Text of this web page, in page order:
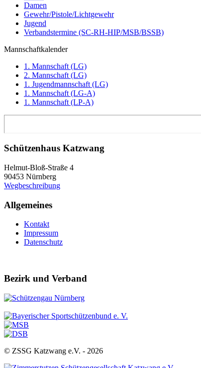
Damen
Gewehr/Pistole/Lichtgewehr
Jugend
Verbandstermine (SC-RH-HIP/MSB/BSSB)
Mannschaftkalender
1. Mannschaft (LG)
2. Mannschaft (LG)
1. Jugendmannschaft (LG)
1. Mannschaft (LG-A)
1. Mannschaft (LP-A)
Schützenhaus Katzwang
Helmut-Bloß-Straße 4
90453 Nürnberg
Wegbeschreibung
Allgemeines
Kontakt
Impressum
Datenschutz
Bezirk und Verband
© ZSSG Katzwang e.V. - 2026